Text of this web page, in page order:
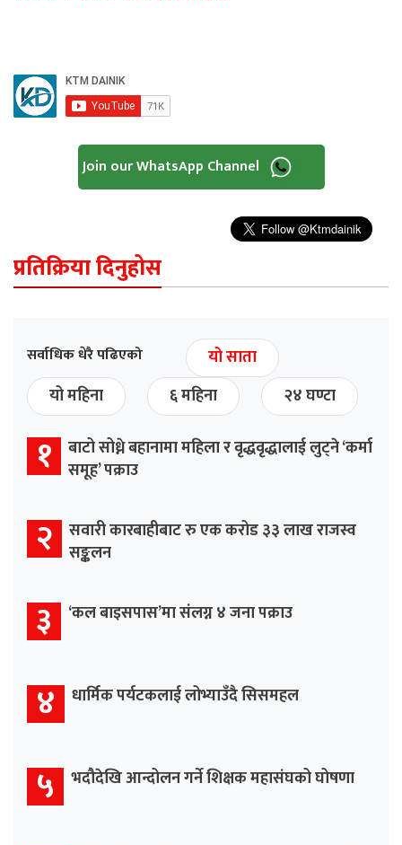
Join our WhatsApp Channel
प्रतिक्रिया दिनुहोस
सर्वाधिक धेरै पढिएको
यो साता
यो महिना
६ महिना २४ घण्टा
१ बाटो सोध्ने बहानामा महिला र वृद्धवृद्धालाई लुट्ने ‘कर्मा
समूह’ पक्राउ
२ सवारी कारबाहीबाट रु एक करोड ३३ लाख राजस्व
सङ्कलन
३ ‘कल बाइसपास’मा संलग्न ४ जना पक्राउ
४ धार्मिक पर्यटकलाई लोभ्याउँदै सिसमहल
५ भदौदेखि आन्दोलन गर्ने शिक्षक महासंघको घोषणा